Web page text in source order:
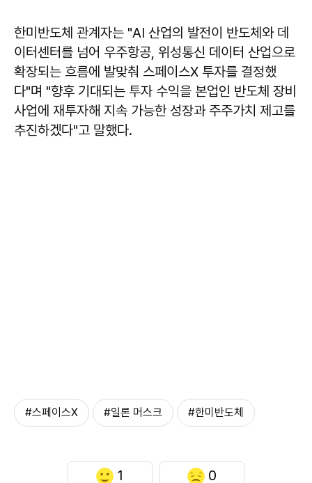
한미반도체 관계자는 "AI 산업의 발전이 반도체와 데
이터센터를 넘어 우주항공, 위성통신 데이터 산업으로
확장되는 흐름에 발맞춰 스페이스X 투자를 결정했
다"며 "향후 기대되는 투자 수익을 본업인 반도체 장비
사업에 재투자해 지속 가능한 성장과 주주가치 제고를
추진하겠다"고 말했다.
#스페이스X #일론 머스크 #한미반도체
1 0